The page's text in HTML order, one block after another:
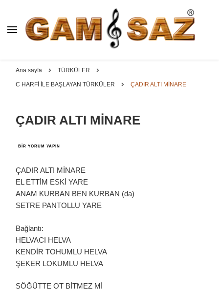
BAĞLAMA İMALAT / SATIŞ
YAPRAK || ELEKTRO ||
ÖZEL BAĞLAMA İMALAT /
Padok, Kompozit, Mat, Divan, Çöğür, Cura, Solak, Dede,
Oyma ve yaprak sazlar, özel imalat bağlamalar
Ana sayfa TÜRKÜLER
C HARFİ İLE BAŞLAYAN TÜRKÜLER ÇADIR ALTI MİNARE
ÇADIR ALTI MİNARE
ÇADIR
IÇIN
BIR YORUM YAPIN
ÇADIR ALTI MİNARE
EL ETTİM ESKİ YARE
ANAM KURBAN BEN KURBAN (da)
SETRE PANTOLLU YARE
Bağlantı:
HELVACI HELVA
KENDİR TOHUMLU HELVA
ŞEKER LOKUMLU HELVA
SÖĞÜTTE OT BİTMEZ Mİ